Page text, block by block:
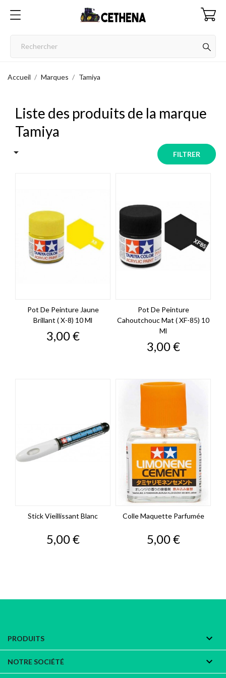
Accueil Marques Tamiya
Liste des produits de la marque
Tamiya
 FILTRER
Pot De Peinture Jaune
Brillant ( X-8) 10 Ml
Prix
3,00 €
Pot De Peinture
Cahoutchouc Mat ( XF-85) 10
Ml
Prix
3,00 €
Stick Vieillissant Blanc
Prix
5,00 €
Colle Maquette Parfumée
Prix
5,00 €
PRODUITS 
NOTRE SOCIÉTÉ 